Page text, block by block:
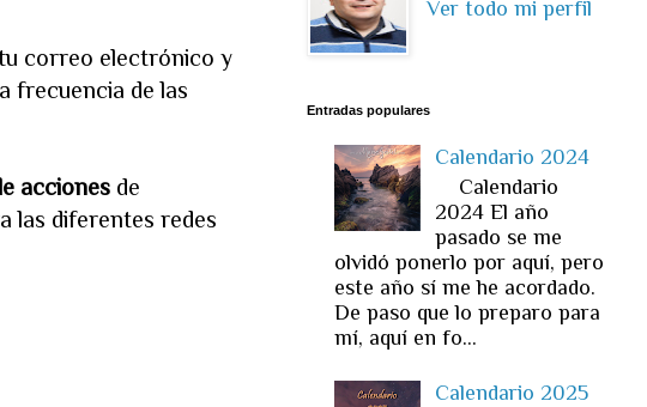
correo electrónico y
frecuencia de las
acciones de
las diferentes redes
Ver todo mi perfil
Entradas populares
Calendario 2024
Calendario
2024 El año
pasado se me
olvidó ponerlo por aquí, pero
este año sí me he acordado.
De paso que lo preparo para
mí, aquí en fo...
Calendario 2025